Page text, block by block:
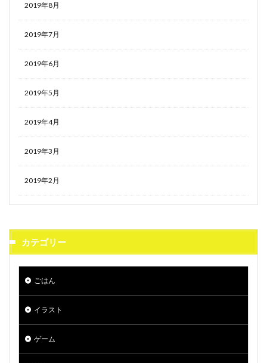
2019年8月
2019年7月
2019年6月
2019年5月
2019年4月
2019年3月
2019年2月
カテゴリー
ごはん
イラスト
ゲーム